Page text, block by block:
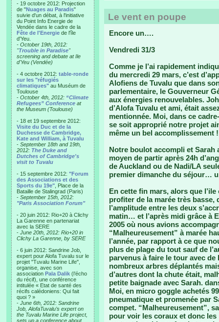
- 19 octobre 2012: Projection
de "Nuages au Paradis"
suivie d'un débat, à l'initiative
du Point Info Energie de
Vendée dans le cadre de la
Fête de l'Energie de l'île
d'Yeu.
- October 19th, 2012:
"Trouble in Paradise"
screening and debate at Ile
d'Yeu (Vendée)
- 4 octobre 2012: table-ronde
sur les "réfugiés
climatiques" au Muséum de
Toulouse
- October 4th, 2012: “Climate
Refugees” Conference at
the Museum (Toulouse)
- 18 et 19 septembre 2012:
Visite du Duc et de la
Duchesse de Cambridge,
Kate and William, à Tuvalu
- September 18th and 19th,
2012: The Duke and
Dutches of Cambridge's
visit to Tuvalu
- 15 septembre 2012: "Forum
des Associations et des
Sports du 19e" , Place de la
Bataille de Stalingrad (Paris)
- September 15th, 2012:
"Paris Association Forum"
- 20 juin 2012: Rio+20 à Clichy
La Garenne en partenariat
avec la SERE
- June 20th, 2012: Rio+20 in
Clichy La Garenne, by SERE
- 6 juin 2012: Sandrine Job,
expert pour Alofa Tuvalu sur le
projet "Tuvalu Marine Life",
organise, avec son
association Pala Dalik (l’écho
du récif), une conférence
intitulée « Etat de santé des
récifs calédoniens: Qui fait
quoi ? »
- June 6th, 2012: Sandrine
Job, AlofaTuvalu’s expert on
the Tuvalu Marine Life project,
sets up a conference about
Le vent en poupe
Encore un….
Vendredi 31/3
Comme je l’ai rapidement
du mercredi 29 mars, c’est
Alofiens de Tuvalu que dans
parlementaire, le Gouverneur
aux énergies renouvelables.
d’Alofa Tuvalu et ami, était
mentionnée. Moi, dans ce
se soit approprié notre projet
même un bel accomplissement !
Notre boulot accompli et Sarah
moyen de partir après 24h
de Auckland ou de Nadi/LA
premier dimanche du séjour…
En cette fin mars, alors que
profiter de la marée très basse,
l’amplitude entre les deux
matin… et l’après midi grâce à
2005 où nous avions
“Malheureusement” à marée
l’année, par rapport à ce que
plus de plage du tout sauf de
parvenus à faire le tour avec de
nombreux arbres déplantés
d’autres dont la chute était,
petite baignade avec Sarah.
Moi, en micro goggle achetés
pneumatique et promenée par
compet. “Malheureusement”,
pour voir les coraux et donc